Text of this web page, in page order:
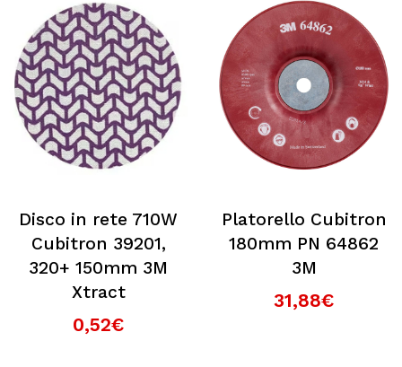
Disco in rete 710W
Cubitron 39201,
320+ 150mm 3M
Xtract
0,52€
Platorello Cubitron
180mm PN 64862
3M
31,88€